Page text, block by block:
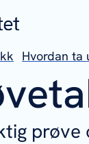
Hvordan ta
prøve